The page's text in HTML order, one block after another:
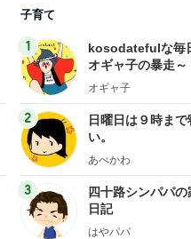
子育て
1
kosodatefulな毎
オギャ子の暴走～
オギャ子
2
日曜日は９時まで
い。
あべかわ
3
四十路シンパパの
日記
はやパパ